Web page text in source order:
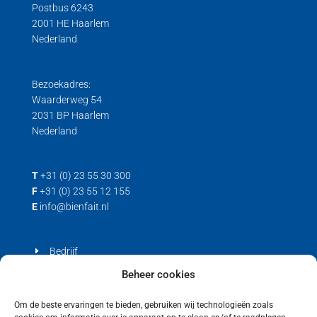
Beheer cookies
Om de beste ervaringen te bieden, gebruiken wij technologieën zoals
Hygiënische Load Cells
Load cell voor trek- en drukkrachten
Postbus 6243
2001 HE Haarlem
Nederland
Bezoekadres:
Waarderweg 54
2031 BP Haarlem
Nederland
T +31 (0) 23 55 30 300
F +31 (0) 23 55 12 155
E info@bienfait.nl
Bedrijf